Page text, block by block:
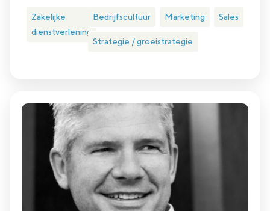
Zakelijke
dienstverlening
Bedrijfscultuur Marketing Sales
Strategie / groeistrategie